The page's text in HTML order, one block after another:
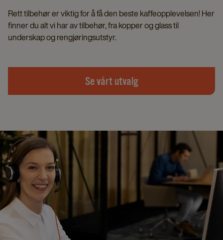
Rett tilbehør er viktig for å få den beste kaffeopplevelsen! Her
finner du alt vi har av tilbehør, fra kopper og glass til
underskap og rengjøringsutstyr.
Se vårt utvalg